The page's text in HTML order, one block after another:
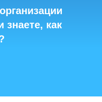
знаете, как